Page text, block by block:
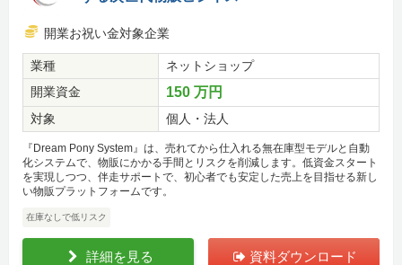
開業お祝い金対象企業
業種
ネットショップ
開業資金
150 万円
対象 個人・法人
『Dream Pony System』は、売れてから仕入れる無在庫型モデルと自動
化システムで、物販にかかる手間とリスクを削減します。低資金スタート
を実現しつつ、伴走サポートで、初心者でも安定した売上を目指せる新し
い物販プラットフォームです。
在庫なしで低リスク
詳細を見る 資料ダウンロード